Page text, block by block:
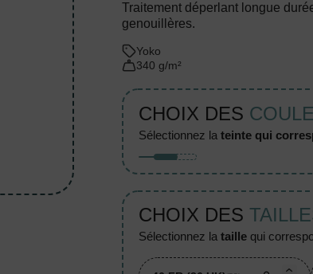
Traitement déperlant longue
genouillères.
Yoko
340 g/m²
CHOIX DES
sélectionnez la teinte qui
CHOIX DES
sélectionnez la taillequi